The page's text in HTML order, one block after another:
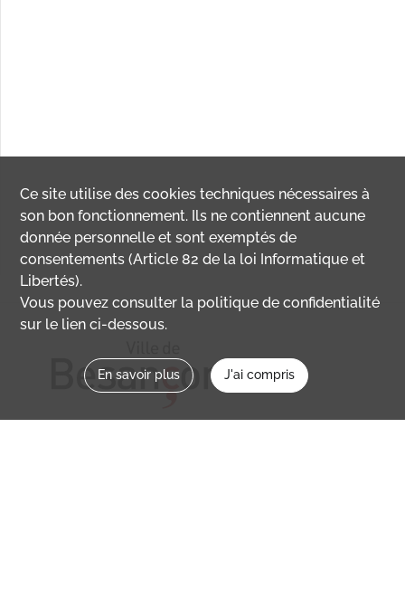
Ce site utilise descookies techniques nécessaires à
son bon fonctionnement. Ils ne contiennent aucune
donnée personnelle et sont exemptés de
consentements (Article 82 de la loi Informatique et
Libertés).
Vous pouvez consulter la politique de confidentialité
sur le lien ci-dessous.
En savoir plus J'ai compris